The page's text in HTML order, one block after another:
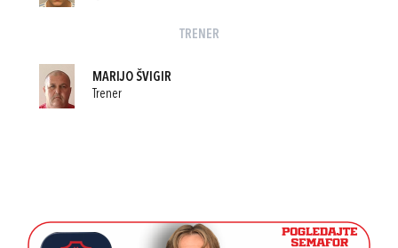
TRENER
MARIJO ŠVIGIR
Trener